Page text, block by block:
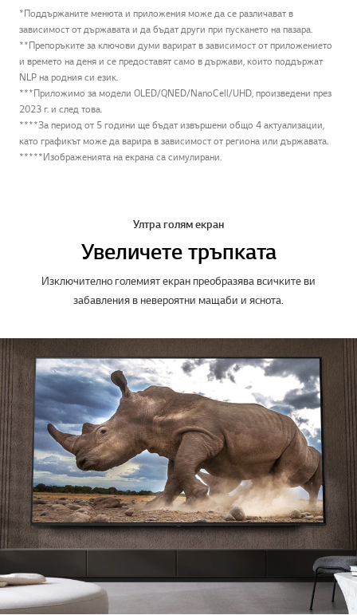
*Поддържаните менюта и приложения може да се различават в
зависимост от държавата и да бъдат други при пускането на пазара.
**Препоръките за ключови думи варират в зависимост от приложението
и времето на деня и се предоставят само в държави, които поддържат
NLP на родния си език.
***Приложимо за модели OLED/QNED/NanoCell/UHD, произведени през
като графикът може да варира в зависимост от региона или държавата.
*****Изображенията на екрана са симулирани.
Ултра голям екран
Увеличете тръпката
Изключително големият екран преобразява всичките ви
забавления в невероятни мащаби и яснота.